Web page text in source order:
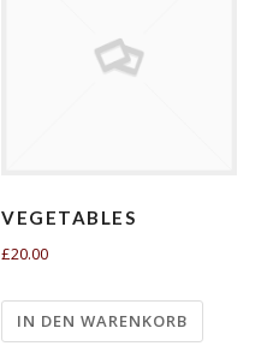
VEGETABLES
£20.00
IN DEN WARENKORB